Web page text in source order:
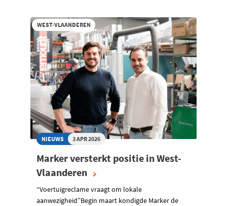
WEST-VLAANDEREN
NIEUWS 3 APR 2026
Marker versterkt positie in West-
Vlaanderen
“Voertuigreclame vraagt om lokale
aanwezigheid”Begin maart kondigde Marker de